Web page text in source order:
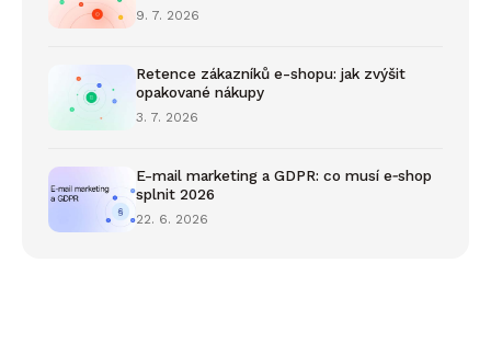
9. 7. 2026
Retence zákazníků e-shopu: jak zvýšit
opakované nákupy
3. 7. 2026
E-mail marketing a GDPR: co musí e‑shop
splnit 2026
22. 6. 2026